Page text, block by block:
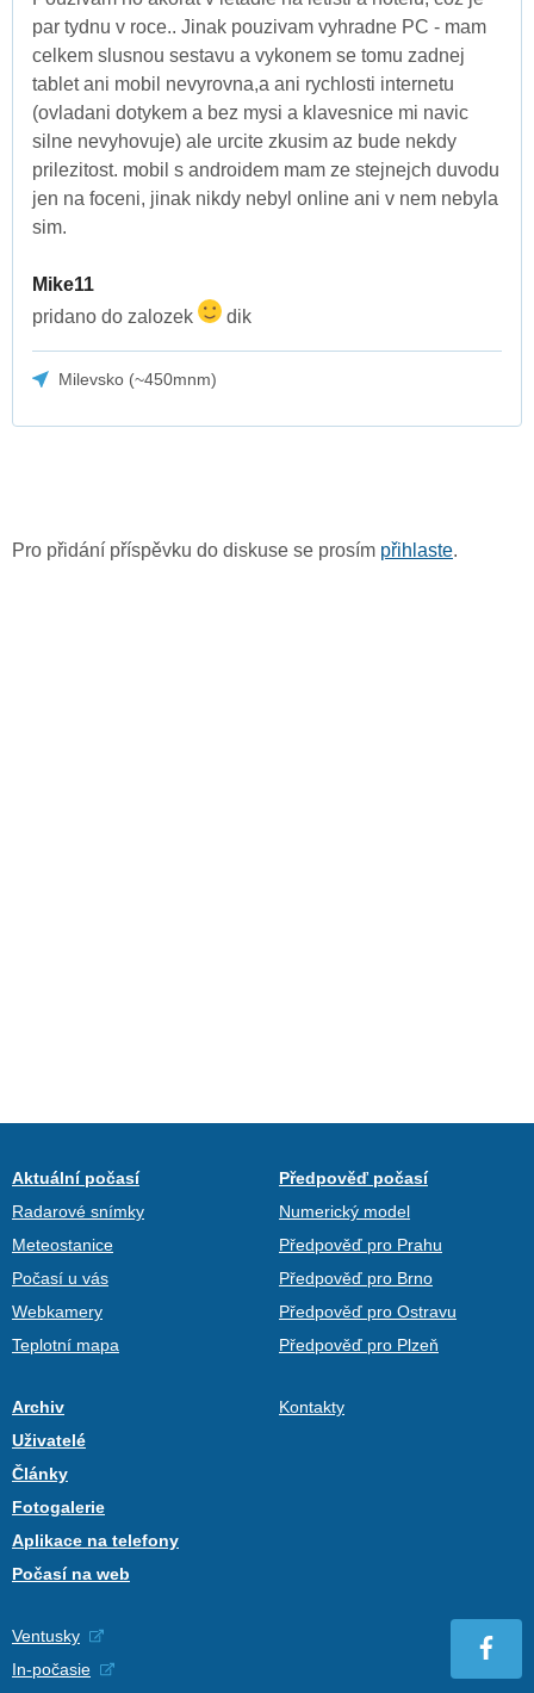
par tydnu v roce.. Jinak pouzivam vyhradne PC - mam
celkem slusnou sestavu a vykonem se tomu zadnej
tablet ani mobil nevyrovna,a ani rychlosti internetu
(ovladani dotykem a bez mysi a klavesnice mi navic
silne nevyhovuje) ale urcite zkusim az bude nekdy
prilezitost. mobil s androidem mam ze stejnejch duvodu
jen na foceni, jinak nikdy nebyl online ani v nem nebyla
sim.
Mike11
pridano do zalozek
dik
Milevsko (~450mnm)
Pro přidání příspěvku do diskuse se prosím přihlaste.
Aktuální počasí
Radarové snímky
Meteostanice
Počasí u vás
Webkamery
Teplotní mapa
Předpověď počasí
Numerický model
Předpověď pro Prahu
Předpověď pro Brno
Předpověď pro Ostravu
Předpověď pro Plzeň
Archiv
Uživatelé
Články
Fotogalerie
Aplikace na telefony
Počasí na web
Kontakty
Ventusky
In-počasie